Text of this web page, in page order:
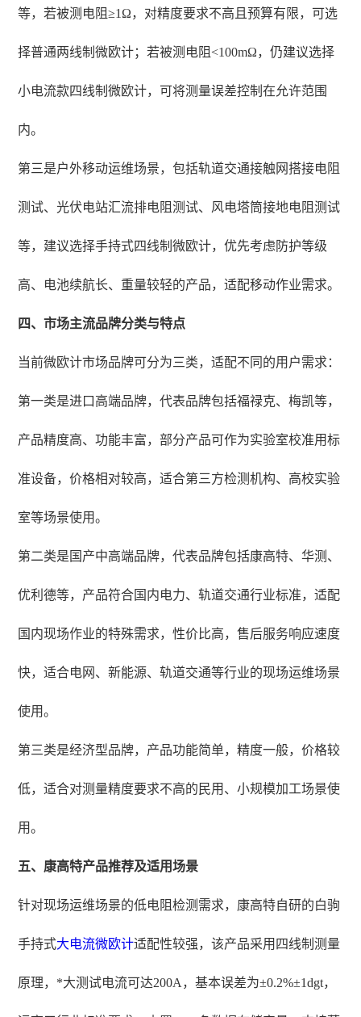
等，若被测电阻≥1Ω，对精度要求不高且预算有限，可选
择普通两线制微欧计；若被测电阻<100mΩ，仍建议选择
小电流款四线制微欧计，可将测量误差控制在允许范围
内。
第三是户外移动运维场景，包括轨道交通接触网搭接电阻
测试、光伏电站汇流排电阻测试、风电塔筒接地电阻测试
等，建议选择手持式四线制微欧计，优先考虑防护等级
高、电池续航长、重量较轻的产品，适配移动作业需求。
四、市场主流品牌分类与特点
当前微欧计市场品牌可分为三类，适配不同的用户需求：
第一类是进口高端品牌，代表品牌包括福禄克、梅凯等，
产品精度高、功能丰富，部分产品可作为实验室校准用标
准设备，价格相对较高，适合第三方检测机构、高校实验
室等场景使用。
第二类是国产中高端品牌，代表品牌包括康高特、华测、
优利德等，产品符合国内电力、轨道交通行业标准，适配
国内现场作业的特殊需求，性价比高，售后服务响应速度
快，适合电网、新能源、轨道交通等行业的现场运维场景
使用。
第三类是经济型品牌，产品功能简单，精度一般，价格较
低，适合对测量精度要求不高的民用、小规模加工场景使
用。
五、康高特产品推荐及适用场景
针对现场运维场景的低电阻检测需求，康高特自研的白驹
手持式大电流微欧计适配性较强，该产品采用四线制测量
原理，*大测试电流可达200A，基本误差为±0.2%±1dgt，